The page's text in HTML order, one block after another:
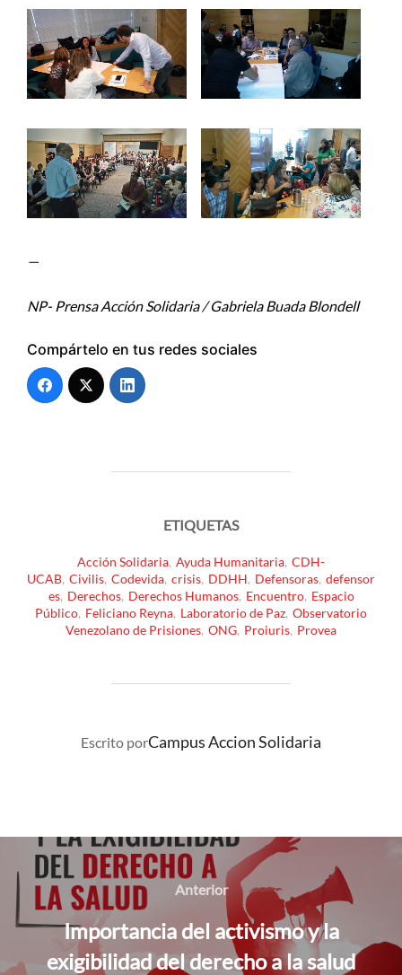
—
NP- Prensa Acción Solidaria / Gabriela Buada Blondell
Compártelo en tus redes sociales
ETIQUETAS
Acción Solidaria, Ayuda Humanitaria, CDH-
UCAB, Civilis, Codevida, crisis, DDHH, Defensoras, defensor
es, Derechos, Derechos Humanos, Encuentro, Espacio
Público, Feliciano Reyna, Laboratorio de Paz, Observatorio
Venezolano de Prisiones, ONG, Proiuris, Provea
AUTOR DE LA PUBLICACIÓN
Escrito porCampus Accion Solidaria
Navegación
de
entradas
Anterior
Anterior
Importancia del activismo y la
exigibilidad del derecho a la salud